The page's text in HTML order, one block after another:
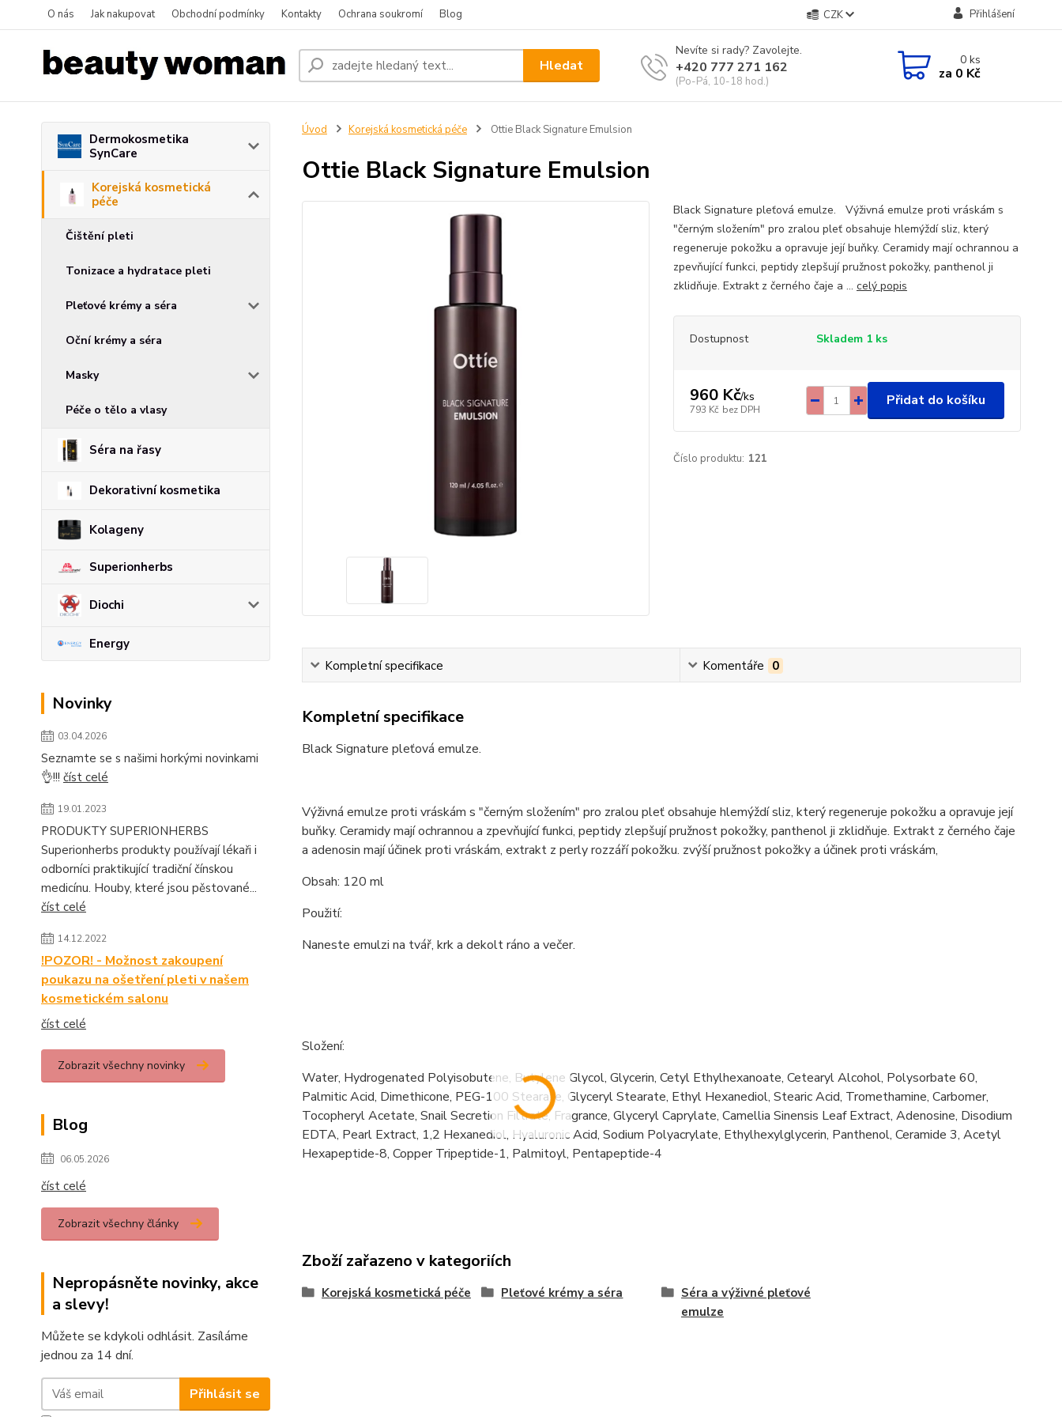
O nás Jak nakupovat Obchodní podmínky Kontakty Ochrana soukromí Blog CZK Přihlášení
Hledat
Nevíte si rady? Zavolejte.
+420 777 271 162
(Po-Pá, 10-18 hod.)
0ks
za 0 Kč
Dermokosmetika
SynCare
Korejská kosmetická
péče
Čištění pleti
Tonizace a hydratace pleti
Pleťové krémy a séra
Oční krémy a séra
Masky
Péče o tělo a vlasy
Séra na řasy
Dekorativní kosmetika
Kolageny
Superionherbs
Diochi
Energy
Novinky
03.04.2026
Seznamte se s našimi horkými novinkami
👌!!! číst celé
19.01.2023
PRODUKTY SUPERIONHERBS
Superionherbs produkty používají lékaři i
odborníci praktikující tradiční čínskou
medicínu. Houby, které jsou pěstované...
číst celé
14.12.2022
!POZOR! - Možnost zakoupení
poukazu na ošetření pleti v našem
kosmetickém salonu
číst celé
Zobrazit všechny novinky
Blog
06.05.2026
číst celé
Zobrazit všechny články
Nepropásněte novinky, akce
a slevy!
Můžete se kdykoli odhlásit. Zasíláme
jednou za 14 dní.
Přihlásit se
Úvod Korejská kosmetická péče Ottie Black Signature Emulsion
Ottie Black Signature Emulsion
Black Signature pleťová emulze. Výživná emulze proti vráskám s
"černým složením" pro zralou pleť obsahuje hlemýždí sliz, který
regeneruje pokožku a opravuje její buňky. Ceramidy mají ochrannou a
zpevňující funkci, peptidy zlepšují pružnost pokožky, panthenol ji
zklidňuje. Extrakt z černého čaje a ... celý popis
Dostupnost Skladem 1 ks
960 Kč/ks
793 Kč bez DPH
Přidat do košíku
Číslo produktu: 121
Kompletní specifikace Komentáře 0
Kompletní specifikace
Black Signature pleťová emulze.
Výživná emulze proti vráskám s "černým složením" pro zralou pleť obsahuje hlemýždí sliz, který regeneruje pokožku a opravuje její
buňky. Ceramidy mají ochrannou a zpevňující funkci, peptidy zlepšují pružnost pokožky, panthenol ji zklidňuje. Extrakt z černého čaje
a adenosin mají účinek proti vráskám, extrakt z perly rozzáří pokožku. zvýší pružnost pokožky a účinek proti vráskám,
Obsah: 120 ml
Použití:
Naneste emulzi na tvář, krk a dekolt ráno a večer.
Složení:
Water, Hydrogenated Polyisobutene, Butylene Glycol, Glycerin, Cetyl Ethylhexanoate, Cetearyl Alcohol, Polysorbate 60,
Palmitic Acid, Dimethicone, PEG-100 Stearate, Glyceryl Stearate, Ethyl Hexanediol, Stearic Acid, Tromethamine, Carbomer,
Tocopheryl Acetate, Snail Secretion Filtrate, Fragrance, Glyceryl Caprylate, Camellia Sinensis Leaf Extract, Adenosine, Disodium
EDTA, Pearl Extract, 1,2 Hexanediol, Hyaluronic Acid, Sodium Polyacrylate, Ethylhexylglycerin, Panthenol, Ceramide 3, Acetyl
Hexapeptide-8, Copper Tripeptide-1, Palmitoyl, Pentapeptide-4
Zboží zařazeno v kategoriích
Korejská kosmetická péče Pleťové krémy a séra
Séra a výživné pleťové
emulze